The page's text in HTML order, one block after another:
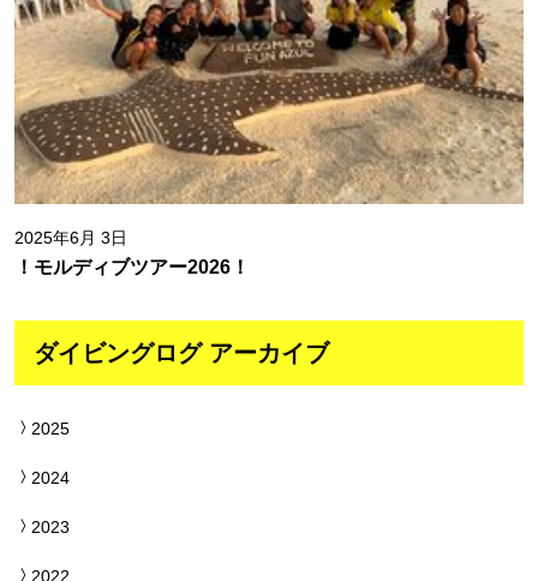
2025年6月 3日
！モルディブツアー2026！
ダイビングログ アーカイブ
2025
2024
2023
2022